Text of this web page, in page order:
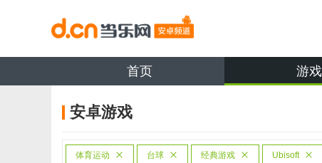
首页 游戏
安卓游戏
体育运动 台球 经典游戏 Ubisoft